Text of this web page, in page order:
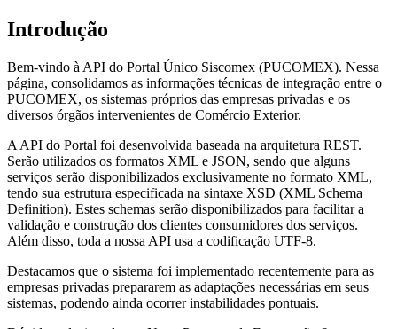
Introdução
Bem-vindo à API do Portal Único Siscomex (PUCOMEX). Nessa
página, consolidamos as informações técnicas de integração entre o
PUCOMEX, os sistemas próprios das empresas privadas e os
diversos órgãos intervenientes de Comércio Exterior.
A API do Portal foi desenvolvida baseada na arquitetura REST.
Serão utilizados os formatos XML e JSON, sendo que alguns
serviços serão disponibilizados exclusivamente no formato XML,
tendo sua estrutura especificada na sintaxe XSD (XML Schema
Definition). Estes schemas serão disponibilizados para facilitar a
validação e construção dos clientes consumidores dos serviços.
Além disso, toda a nossa API usa a codificação UTF-8.
Destacamos que o sistema foi implementado recentemente para as
empresas privadas prepararem as adaptações necessárias em seus
sistemas, podendo ainda ocorrer instabilidades pontuais.